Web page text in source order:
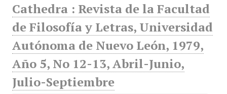
Cathedra : Revista de la Facultad
de Filosofía y Letras, Universidad
Autónoma de Nuevo León, 1979,
Año 5, No 12-13, Abril-Junio,
Julio-Septiembre